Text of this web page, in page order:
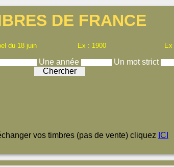
DE FRANCE
du 18 juin Ex : 1900
Une année Un mot strict
vos timbres (pas de vente) cliquez ICI